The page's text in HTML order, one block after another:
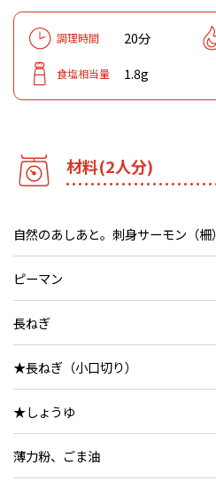
調理時間 20分
食塩相当量 1.8g
材料(2人分)
自然のあしあと。刺身サーモン（柵）
ピーマン
長ねぎ
★長ねぎ（小口切り）
★しょうゆ
薄力粉、ごま油